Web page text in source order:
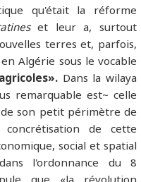
qu'était la réforme
et leur a, surtout
terres et, parfois,
Algérie sous le vocable
Dans la wilaya
remarquable est~ celle
son petit périmètre de
de cette
social et spatial
l'ordonnance du 8